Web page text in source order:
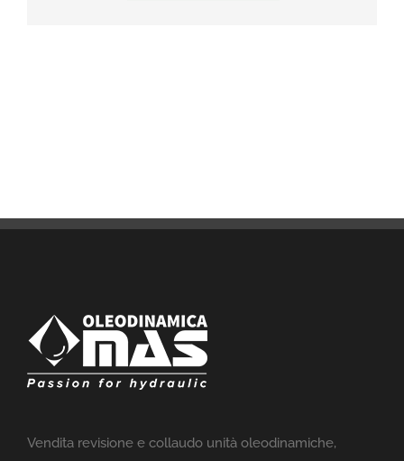
Vendita revisione e collaudo unità oleodinamiche,